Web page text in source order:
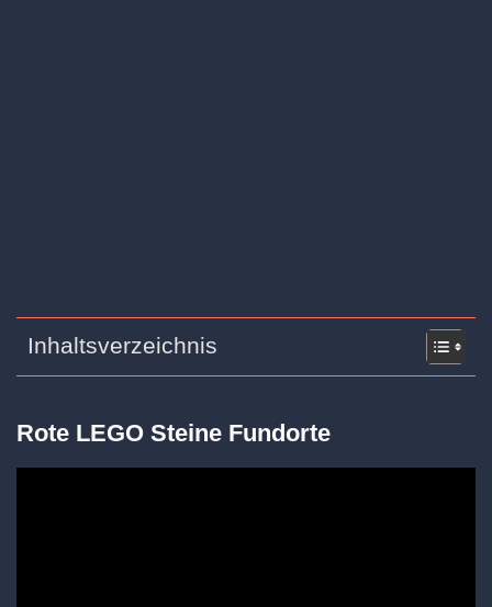
Inhaltsverzeichnis
Rote LEGO Steine Fundorte